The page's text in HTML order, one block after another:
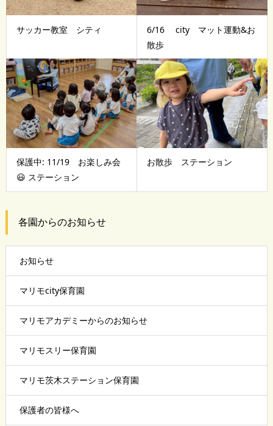
サッカー教室 シティ
6/16 city マット運動&お
散歩
保護中: 11/19 お楽しみ会
😃 ステーション
お散歩 ステーション
各園からのお知らせ
お知らせ
マリモcity保育園
マリモアカデミーからのお知らせ
マリモスリー保育園
マリモ茨木ステーション保育園
保護者の皆様へ